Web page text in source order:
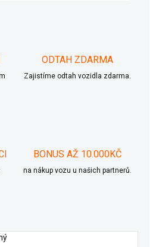
ODTAH ZDARMA
Zajistíme odtah vozidla zdarma.
BONUS AŽ 10.000KČ
na nákup vozu u našich partnerů.